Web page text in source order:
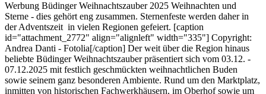
Werbung Büdinger Weihnachtszauber 2025 Weihnachten und
Sterne - dies gehört eng zusammen. Sternenfeste werden daher in
der Adventszeit in vielen Regionen gefeiert. [caption
id="attachment_2772" align="alignleft" width="335"] Copyright:
Andrea Danti - Fotolia[/caption] Der weit über die Region hinaus
beliebte Büdinger Weihnachtszauber präsentiert sich vom 03.12. -
07.12.2025 mit festlich geschmückten weihnachtlichen Buden
sowie seinem ganz besonderen Ambiente. Rund um den Marktplatz,
inmitten von historischen Fachwerkhäusern, im Oberhof sowie um